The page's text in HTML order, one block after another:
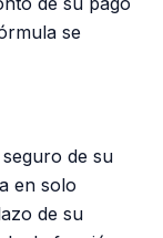
se
de su
en solo
de su